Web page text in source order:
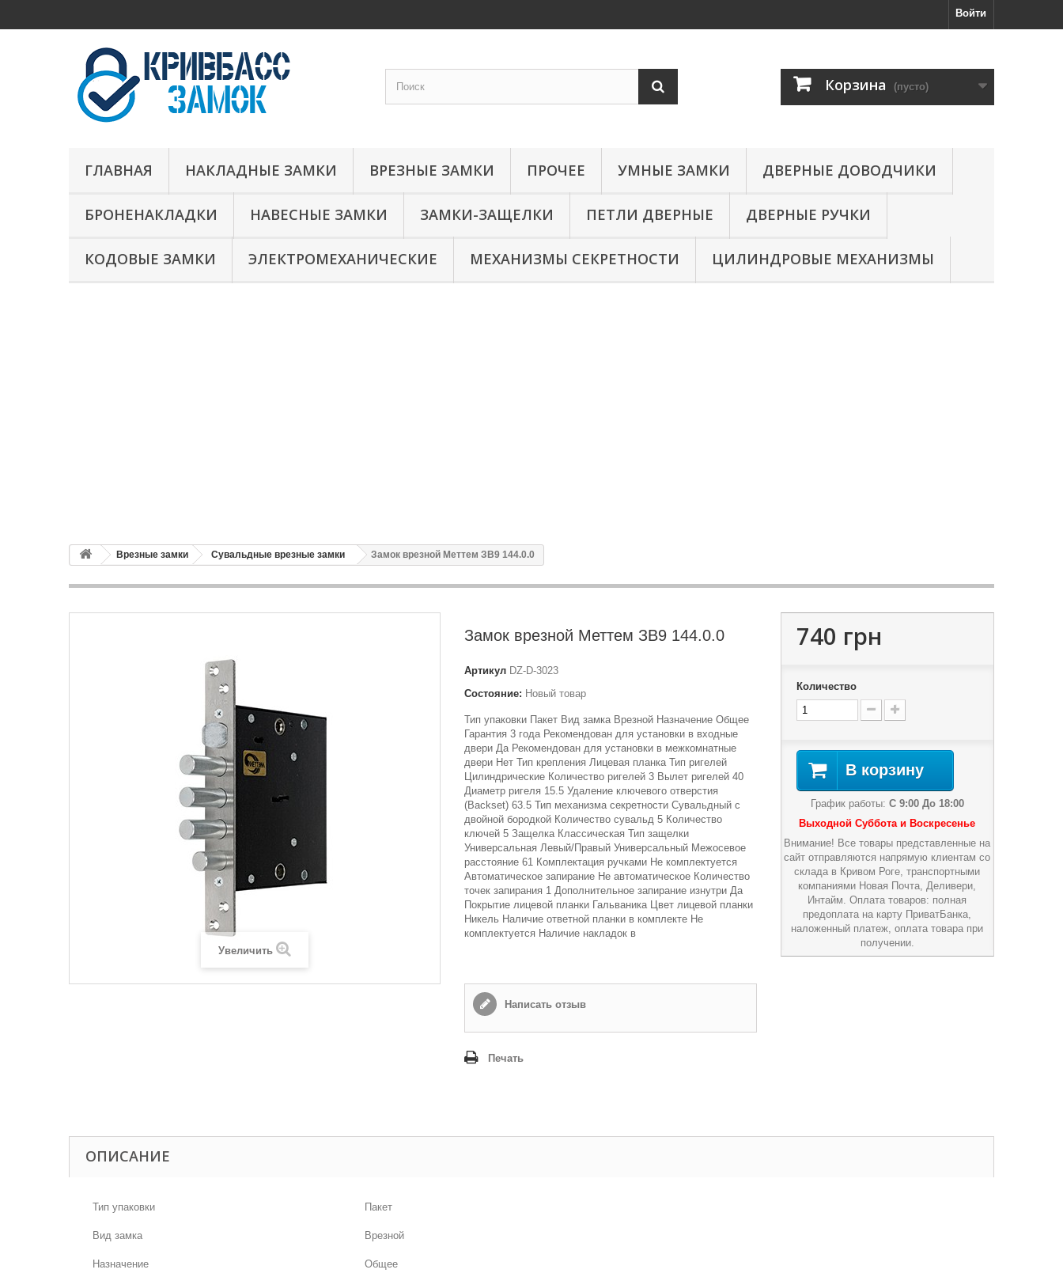
Войти
Корзина (пусто)
ГЛАВНАЯ НАКЛАДНЫЕ ЗАМКИ ВРЕЗНЫЕ ЗАМКИ ПРОЧЕЕ УМНЫЕ ЗАМКИ ДВЕРНЫЕ ДОВОДЧИКИ
БРОНЕНАКЛАДКИ НАВЕСНЫЕ ЗАМКИ ЗАМКИ-ЗАЩЕЛКИ ПЕТЛИ ДВЕРНЫЕ ДВЕРНЫЕ РУЧКИ
КОДОВЫЕ ЗАМКИ ЭЛЕКТРОМЕХАНИЧЕСКИЕ МЕХАНИЗМЫ СЕКРЕТНОСТИ ЦИЛИНДРОВЫЕ МЕХАНИЗМЫ
Врезные замки Сувальдные врезные замки Замок врезной Меттем ЗВ9 144.0.0
Увеличить
Замок врезной Меттем ЗВ9 144.0.0
Артикул DZ-D-3023
Состояние: Новый товар
Тип упаковки Пакет Вид замка Врезной Назначение Общее
Гарантия 3 года Рекомендован для установки в входные
двери Да Рекомендован для установки в межкомнатные
двери Нет Тип крепления Лицевая планка Тип ригелей
Цилиндрические Количество ригелей 3 Вылет ригелей 40
Диаметр ригеля 15.5 Удаление ключевого отверстия
(Backset) 63.5 Тип механизма секретности Сувальдный с
двойной бородкой Количество сувальд 5 Количество
ключей 5 Защелка Классическая Тип защелки
Универсальная Левый/Правый Универсальный Межосевое
расстояние 61 Комплектация ручками Не комплектуется
Автоматическое запирание Не автоматическое Количество
точек запирания 1 Дополнительное запирание изнутри Да
Покрытие лицевой планки Гальваника Цвет лицевой планки
Никель Наличие ответной планки в комплекте Не
комплектуется Наличие накладок в
Написать отзыв
Печать
740 грн
Количество
В корзину
График работы: С 9:00 До 18:00
Выходной Суббота и Воскресенье
Внимание! Все товары представленные на
сайт отправляются напрямую клиентам со
склада в Кривом Роге, транспортными
компаниями Новая Почта, Деливери,
Интайм. Оплата товаров: полная
предоплата на карту ПриватБанка,
наложенный платеж, оплата товара при
получении.
ОПИСАНИЕ
Тип упаковки Пакет
Вид замка Врезной
Назначение Общее